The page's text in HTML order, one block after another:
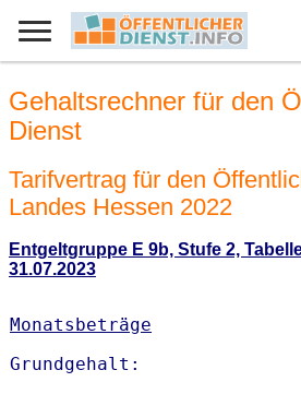
Gehaltsrechner für den
Dienst
Tarifvertrag für den
Landes Hessen 2022
Entgeltgruppe E 9b, Stufe 2,
31.07.2023
Monatsbeträge